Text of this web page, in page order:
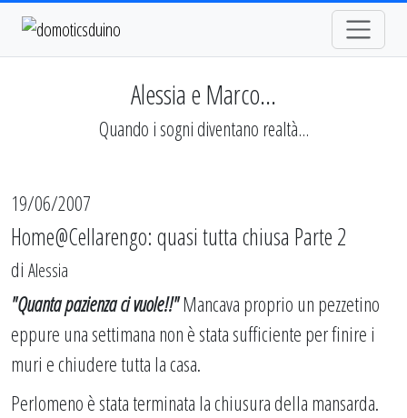
Alessia e Marco...
Quando i sogni diventano realtà...
19/06/2007
Home@Cellarengo: quasi tutta chiusa Parte 2
di Alessia
"Quanta pazienza ci vuole!!"Mancava proprio un pezzetino
eppure una settimana non è stata sufficiente per finire i
muri e chiudere tutta la casa.
Perlomeno è stata terminata la chiusura della mansarda.